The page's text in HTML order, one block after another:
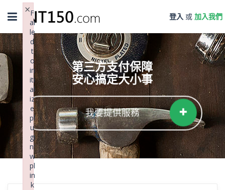
Toggle
navigation
登入 或 加入我們
第三方支付保障
安心搞定大小事
我要提供服務
F
ai
le
d
t
o
in
iti
al
iz
e
pl
u
gi
n:
w
pl
in
k
×